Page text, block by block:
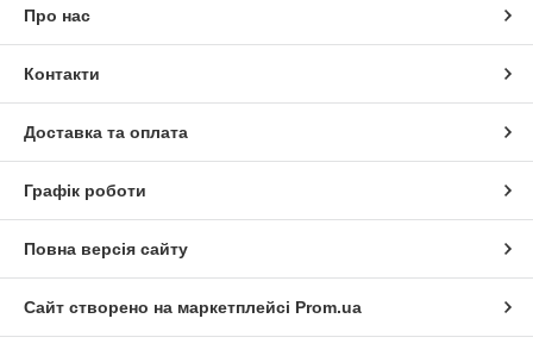
Про нас
Контакти
Доставка та оплата
Графік роботи
Повна версія сайту
Сайт створено на маркетплейсі Prom.ua